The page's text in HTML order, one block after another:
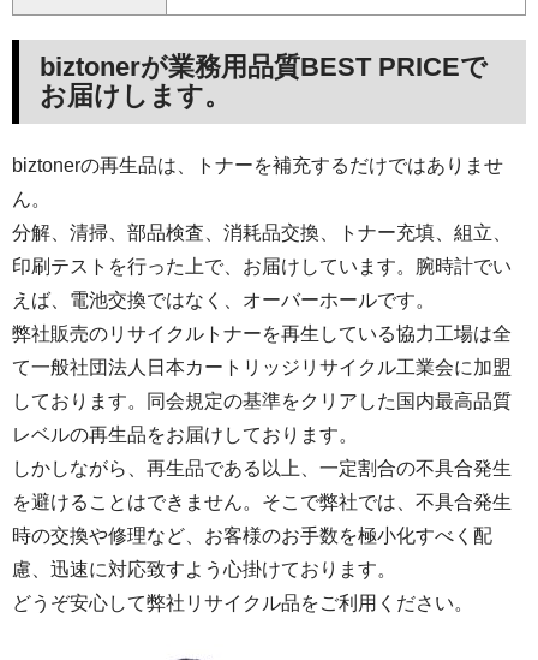
biztonerが業務用品質BEST PRICEで
お届けします。
biztonerの再生品は、トナーを補充するだけではありませ
ん。
分解、清掃、部品検査、消耗品交換、トナー充填、組立、
印刷テストを行った上で、お届けしています。腕時計でい
えば、電池交換ではなく、オーバーホールです。
弊社販売のリサイクルトナーを再生している協力工場は全
て一般社団法人日本カートリッジリサイクル工業会に加盟
しております。同会規定の基準をクリアした国内最高品質
レベルの再生品をお届けしております。
しかしながら、再生品である以上、一定割合の不具合発生
を避けることはできません。そこで弊社では、不具合発生
時の交換や修理など、お客様のお手数を極小化すべく配
慮、迅速に対応致すよう心掛けております。
どうぞ安心して弊社リサイクル品をご利用ください。